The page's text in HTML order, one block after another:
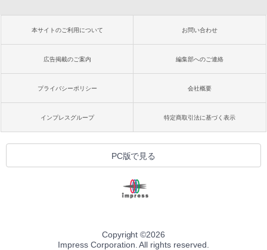
本サイトのご利用について お問い合わせ
広告掲載のご案内 編集部へのご連絡
プライバシーポリシー 会社概要
インプレスグループ 特定商取引法に基づく表示
PC版で見る
Copyright ©2026
Impress Corporation. All rights reserved.